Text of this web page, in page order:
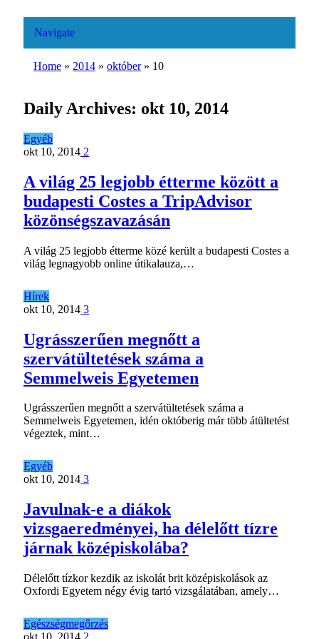
Navigate
Home » 2014 » október » 10
Daily Archives: okt 10, 2014
Egyéb
okt 10, 2014 2
A világ 25 legjobb étterme között a
budapesti Costes a TripAdvisor
közönségszavazásán
A világ 25 legjobb étterme közé került a budapesti Costes a
világ legnagyobb online útikalauza,…
Hírek
okt 10, 2014 3
Ugrásszerűen megnőtt a
szervátültetések száma a
Semmelweis Egyetemen
Ugrásszerűen megnőtt a szervátültetések száma a
Semmelweis Egyetemen, idén októberig már több átültetést
végeztek, mint…
Egyéb
okt 10, 2014 3
Javulnak-e a diákok
vizsgaeredményei, ha délelőtt tízre
járnak középiskolába?
Délelőtt tízkor kezdik az iskolát brit középiskolások az
Oxfordi Egyetem négy évig tartó vizsgálatában, amely…
Egészségmegőrzés